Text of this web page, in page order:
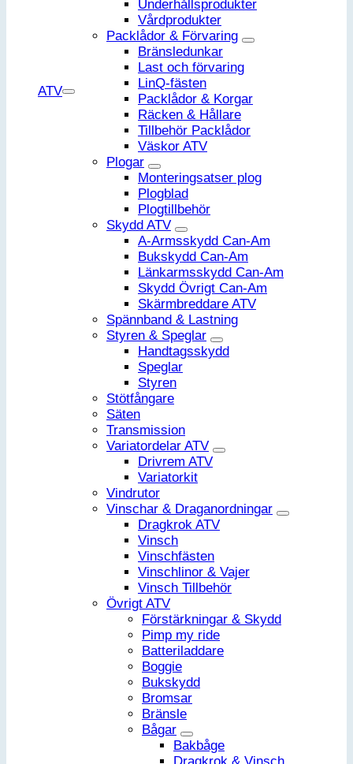
ATV
Underhållsprodukter
Vårdprodukter
Packlådor & Förvaring
Bränsledunkar
Last och förvaring
LinQ-fästen
Packlådor & Korgar
Räcken & Hållare
Tillbehör Packlådor
Väskor ATV
Plogar
Monteringsatser plog
Plogblad
Plogtillbehör
Skydd ATV
A-Armsskydd Can-Am
Bukskydd Can-Am
Länkarmsskydd Can-Am
Skydd Övrigt Can-Am
Skärmbreddare ATV
Spännband & Lastning
Styren & Speglar
Handtagsskydd
Speglar
Styren
Stötfångare
Säten
Transmission
Variatordelar ATV
Drivrem ATV
Variatorkit
Vindrutor
Vinschar & Draganordningar
Dragkrok ATV
Vinsch
Vinschfästen
Vinschlinor & Vajer
Vinsch Tillbehör
Övrigt ATV
Förstärkningar & Skydd
Pimp my ride
Batteriladdare
Boggie
Bukskydd
Bromsar
Bränsle
Bågar
Bakbåge